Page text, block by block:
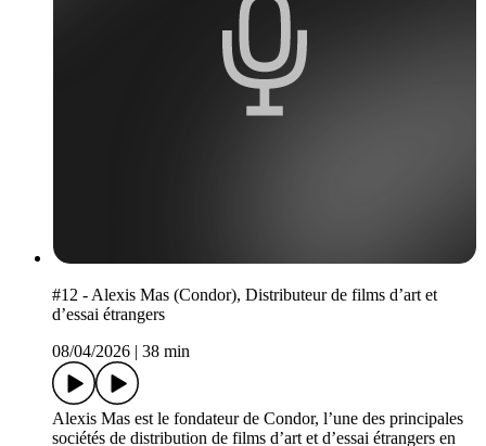
#12 - Alexis Mas (Condor), Distributeur de films d’art et
d’essai étrangers
08/04/2026 | 38 min
Alexis Mas est le fondateur de Condor, l’une des principales
sociétés de distribution de films d’art et d’essai étrangers en